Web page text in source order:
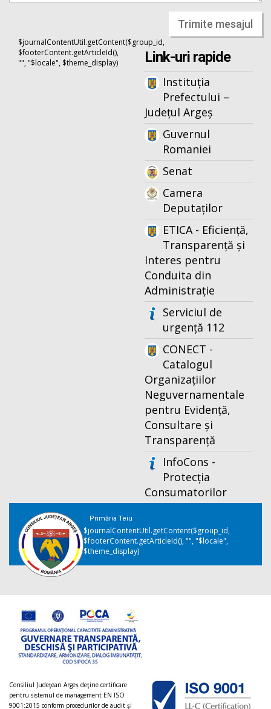
Trimite mesajul
$journalContentUtil.getContent($group_id,
$footerContent.getArticleId(),
"", "$locale", $theme_display)
Link-uri rapide
Instituția
Prefectului –
Județul Argeș
Guvernul
Romaniei
Senat
Camera
Deputaților
ETICA - Eficiență,
Transparență și
Interes pentru
Conduita din
Administrație
Serviciul de
urgență 112
CONECT -
Catalogul
Organizațiilor
Neguvernamentale
pentru Evidență,
Consultare și
Transparență
InfoCons -
Protecția
Consumatorilor
Primăria Teiu
$journalContentUtil.getContent($group_id,
$footerContent.getArticleId(), "", "$locale",
$theme_display)
Consiliul Judeţean Argeș deţine certificare
pentru sistemul de management EN ISO
9001:2015 conform procedurilor de audit şi